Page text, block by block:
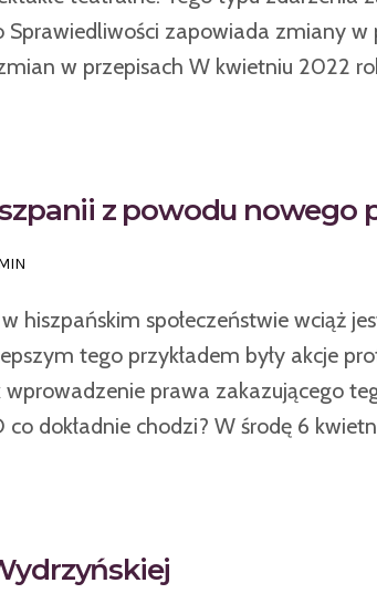
Sprawiedliwości zapowiada zmiany
w przepisach W kwietniu 2022
z powodu nowego
hiszpańskim społeczeństwie wciąż
tego przykładem były akcje
prawa zakazującego
dokładnie chodzi? W środę 6